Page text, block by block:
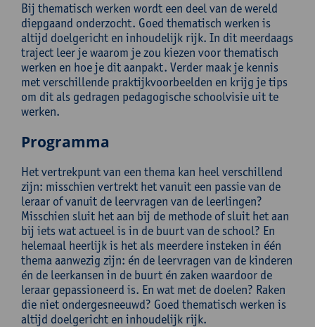
Bij thematisch werken wordt een deel van de wereld
diepgaand onderzocht. Goed thematisch werken is
altijd doelgericht en inhoudelijk rijk. In dit meerdaags
traject leer je waarom je zou kiezen voor thematisch
werken en hoe je dit aanpakt. Verder maak je kennis
met verschillende praktijkvoorbeelden en krijg je tips
om dit als gedragen pedagogische schoolvisie uit te
werken.
Programma
Het vertrekpunt van een thema kan heel verschillend
zijn: misschien vertrekt het vanuit een passie van de
leraar of vanuit de leervragen van de leerlingen?
Misschien sluit het aan bij de methode of sluit het aan
bij iets wat actueel is in de buurt van de school? En
helemaal heerlijk is het als meerdere insteken in één
thema aanwezig zijn: én de leervragen van de kinderen
én de leerkansen in de buurt én zaken waardoor de
leraar gepassioneerd is. En wat met de doelen? Raken
die niet ondergesneeuwd? Goed thematisch werken is
altijd doelgericht en inhoudelijk rijk.